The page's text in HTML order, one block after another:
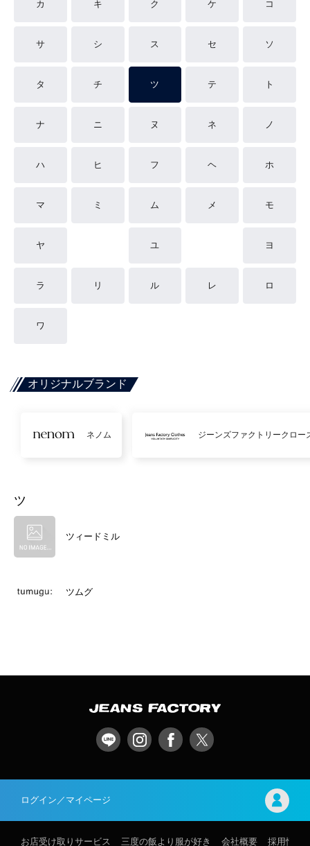
カ キ ク ケ コ
サ シ ス セ ソ
タ チ ツ テ ト
ナ ニ ヌ ネ ノ
ハ ヒ フ ヘ ホ
マ ミ ム メ モ
ヤ ユ ヨ
ラ リ ル レ ロ
ワ
オリジナルブランド
ネノム ジーンズファクトリークロー
ツ
ツィードミル
ツムグ
ログイン／マイページ
お店受け取りサービス 三度の飯より服が好き 会社概要 採用情報